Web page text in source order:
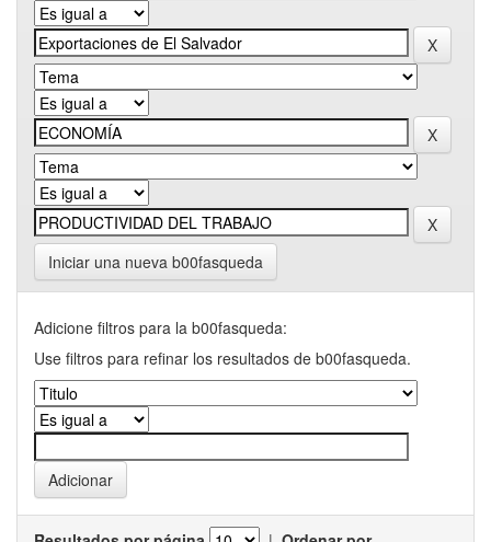
Iniciar una nueva b00fasqueda
Adicione filtros para la b00fasqueda:
Use filtros para refinar los resultados de b00fasqueda.